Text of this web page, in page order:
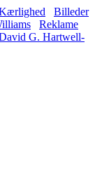
Billeder
Reklame
G. Hartwell-